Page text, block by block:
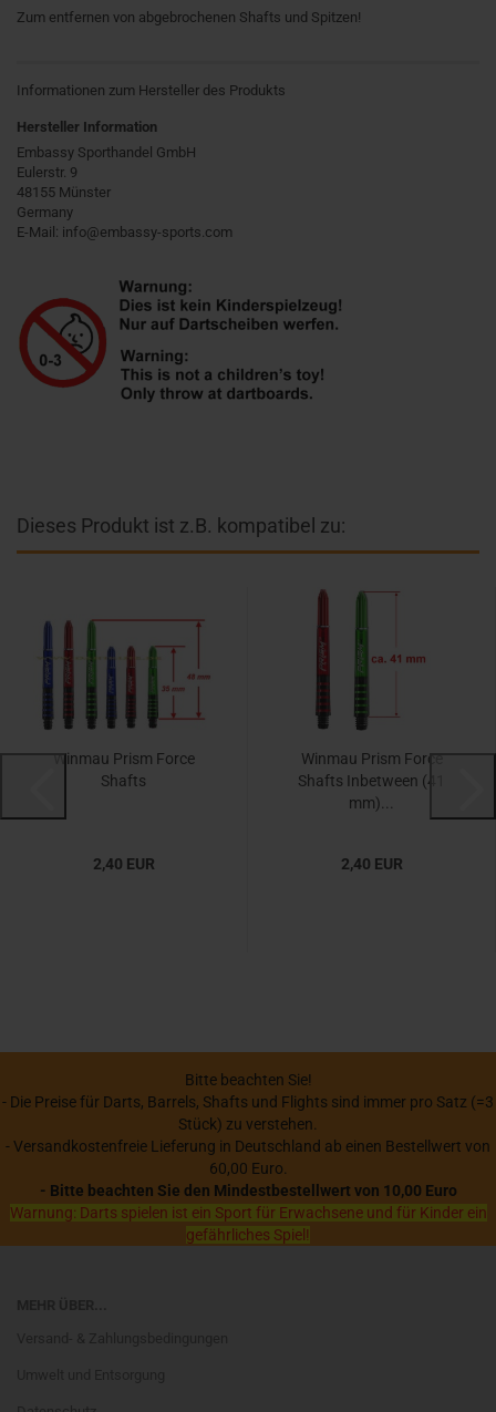
Zum entfernen von abgebrochenen Shafts und Spitzen!
Informationen zum Hersteller des Produkts
Hersteller Information
Embassy Sporthandel GmbH
Eulerstr. 9
48155 Münster
Germany
E-Mail: info@embassy-sports.com
Dieses Produkt ist z.B. kompatibel zu:
Winmau Prism Force
Shafts
2,40 EUR
Winmau Prism Force
Shafts Inbetween (41
mm)...
2,40 EUR
Bitte beachten Sie!
- Die Preise für Darts, Barrels, Shafts und Flights sind immer pro Satz (=3
Stück) zu verstehen.
- Versandkostenfreie Lieferung in Deutschland ab einen Bestellwert von
60,00 Euro.
- Bitte beachten Sie den Mindestbestellwert von 10,00 Euro
Warnung: Darts spielen ist ein Sport für Erwachsene und für Kinder ein
gefährliches Spiel!